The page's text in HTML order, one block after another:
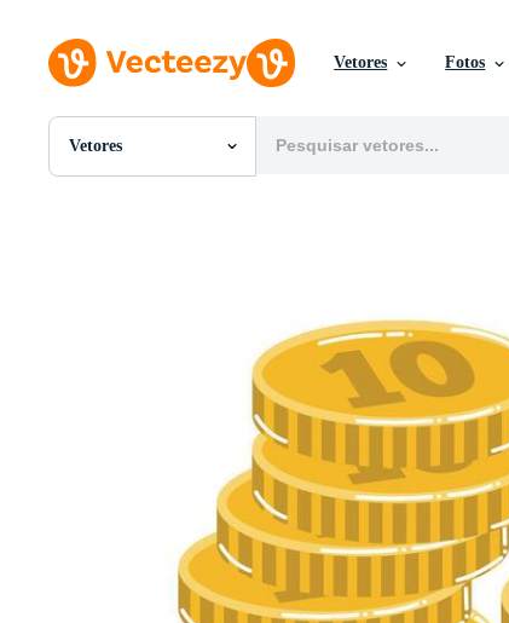
Vetores Fotos
Vetores
Todas Imagens